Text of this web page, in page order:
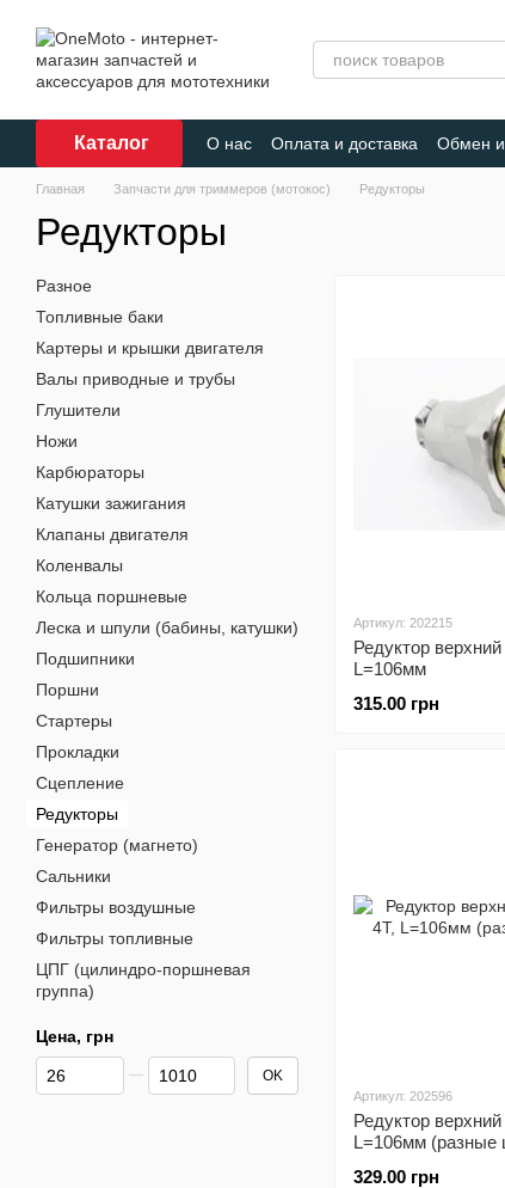
Каталог О нас Оплата и доставка Обмен и
Главная Запчасти для триммеров (мотокос) Редукторы
Редукторы
Артикул: 202215
Редуктор
L=106мм
315.00 грн
Артикул: 202596
Редуктор
L=106мм (разные
329.00 грн
Разное
Топливные баки
Картеры и крышки двигателя
Валы приводные и трубы
Глушители
Ножи
Карбюраторы
Катушки зажигания
Клапаны двигателя
Коленвалы
Кольца поршневые
Леска и шпули (бабины, катушки)
Подшипники
Поршни
Стартеры
Прокладки
Сцепление
Редукторы
Генератор (магнето)
Сальники
Фильтры воздушные
Фильтры топливные
ЦПГ (цилиндро-поршневая
группа)
Цена, грн
От Цена, грн
До Цена, грн OK